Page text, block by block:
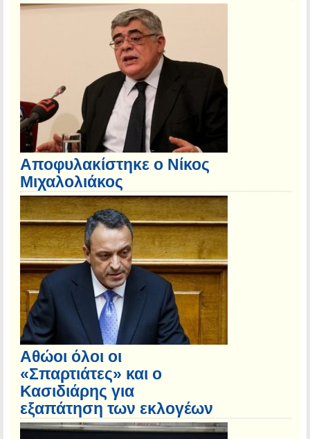
Αποφυλακίστηκε ο Νίκος
Μιχαλολιάκος
Αθώοι όλοι οι
«Σπαρτιάτες» και ο
Κασιδιάρης για
εξαπάτηση των εκλογέων